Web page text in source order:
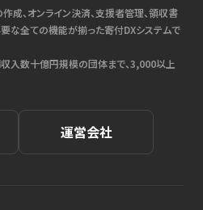
成、オンライン決済、支援者管理、領収書
な全ての機能が揃った寄付DXシステムで
入数十億円規模の団体まで、3,000以上
運営会社